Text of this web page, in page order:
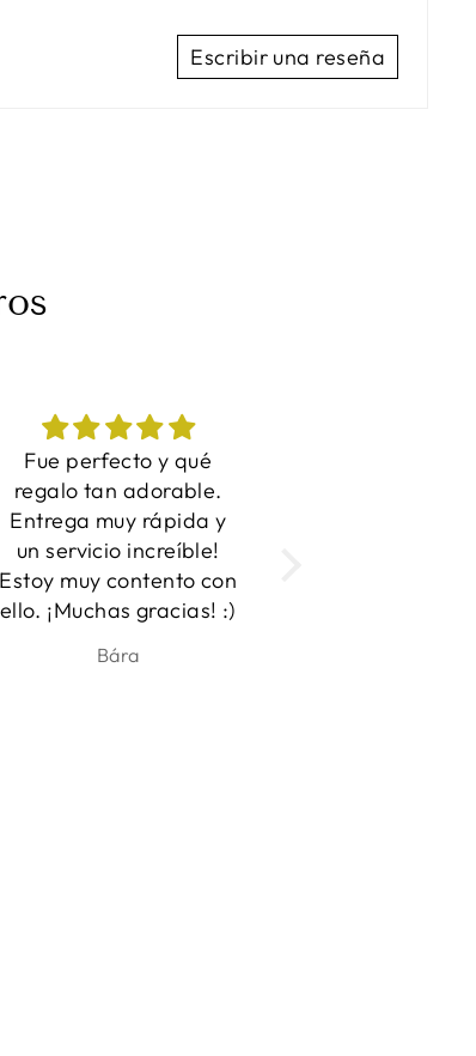
Escribir una reseña
¡Grandes fotos ahora
inmortalizadas en
camisetas! Este es el
regalo perfecto para
ese amante de los
perros en tu vida. La
dispuesta a trabajar
ben